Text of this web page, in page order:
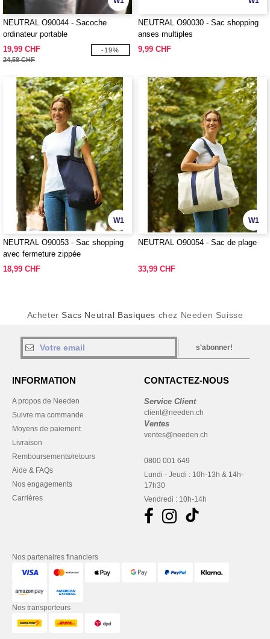
NEUTRAL O90044 - Sacoche
ordinateur portable
19,99 CHF
24,58 CHF
-19%
NEUTRAL O90030 - Sac shopping
anses multiples
9,99 CHF
W1
NEUTRAL O90053 - Sac shopping
avec fermeture zippée
18,99 CHF
W1
NEUTRAL O90054 - Sac de plage
33,99 CHF
Acheter Sacs Neutral Basiques chez Needen Suisse
s'abonner!
INFORMATION
A propos de Needen
Suivre ma commande
Moyens de paiement
Livraison
Remboursements/retours
Aide & FAQs
Nos engagements
Carrières
CONTACTEZ-NOUS
Service Client
client@needen.ch
Ventes
ventes@needen.ch
0800 001 649
Lundi - Jeudi : 10h-13h & 14h-
17h30
Vendredi : 10h-14h
Nos partenaires financiers
Nos transporteurs